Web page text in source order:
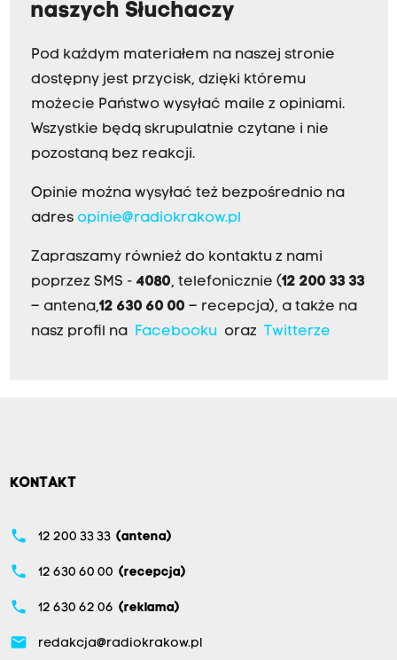
naszych Słuchaczy
Pod każdym materiałem na naszej stronie
dostępny jest przycisk, dzięki któremu
możecie Państwo wysyłać maile z opiniami.
Wszystkie będą skrupulatnie czytane i nie
pozostaną bez reakcji.
Opinie można wysyłać też bezpośrednio na
adres opinie@radiokrakow.pl
Zapraszamy również do kontaktu z nami
poprzez SMS - 4080, telefonicznie (12 200 33 33
– antena,12 630 60 00 – recepcja), a także na
nasz profil na
Facebookuoraz Twitterze
KONTAKT
phone 12 200 33 33 (antena)
phone 12 630 60 00 (recepcja)
phone 12 630 62 06 (reklama)
email redakcja@radiokrakow.pl